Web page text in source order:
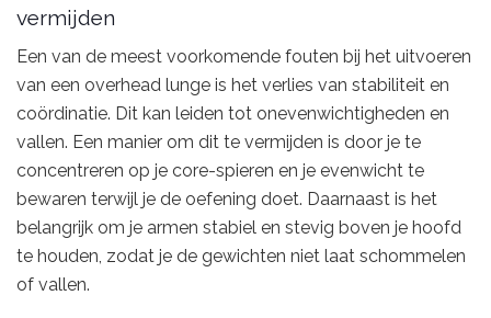
vermijden
Een van de meest voorkomende fouten bij het uitvoeren
van een overhead lunge is het verlies van stabiliteit en
coördinatie. Dit kan leiden tot onevenwichtigheden en
vallen. Een manier om dit te vermijden is door je te
concentreren op je core-spieren en je evenwicht te
bewaren terwijl je de oefening doet. Daarnaast is het
belangrijk om je armen stabiel en stevig boven je hoofd
te houden, zodat je de gewichten niet laat schommelen
of vallen.